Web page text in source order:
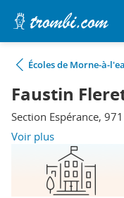
Écoles de Morne-à-
Faustin
Section Espérance,
Voir plus